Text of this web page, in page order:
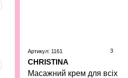
Артикул: 1161 3
CHRISTINA
Масажний крем для всіх